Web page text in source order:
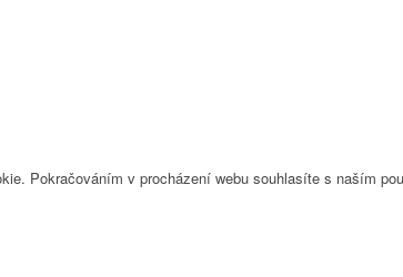
Pokračováním v procházení webu souhlasíte s naším